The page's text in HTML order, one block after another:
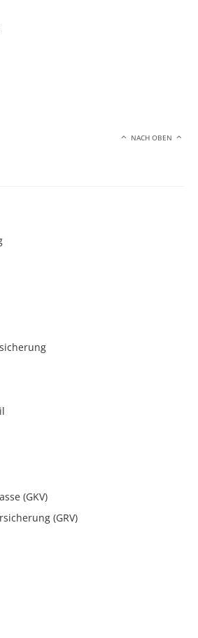
NACH OBEN
(GKV)
(GRV)